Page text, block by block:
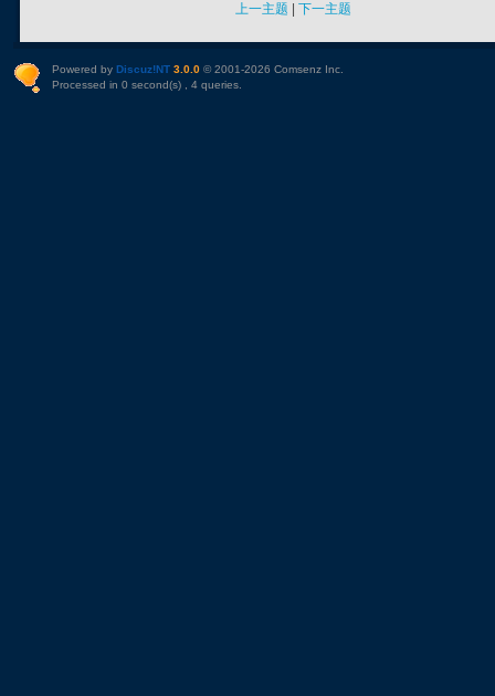
上一主题 下一主题
Powered by Discuz!NT 3.0.0© 2001-2026 Comsenz Inc.
Processed in 0 second(s) , 4 queries.